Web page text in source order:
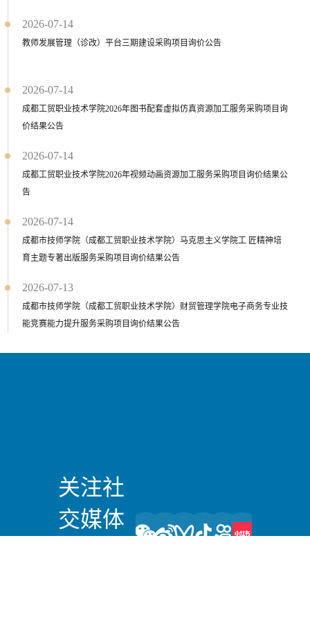
2026-07-14
教师发展管理（诊改）平台三期建设采购项目询价公告
2026-07-14
成都工贸职业技术学院2026年图书配套虚拟仿真资源加工服务采购项目询
价结果公告
2026-07-14
成都工贸职业技术学院2026年视频动画资源加工服务采购项目询价结果公
告
2026-07-14
成都市技师学院（成都工贸职业技术学院）马克思主义学院工 匠精神培
育主题专著出版服务采购项目询价结果公告
2026-07-13
成都市技师学院（成都工贸职业技术学院）财贸管理学院电子商务专业技
能竞赛能力提升服务采购项目询价结果公告
关注社
交媒体